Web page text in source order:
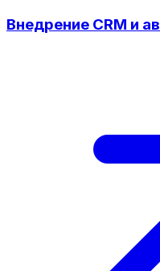
Внедрение CRM и